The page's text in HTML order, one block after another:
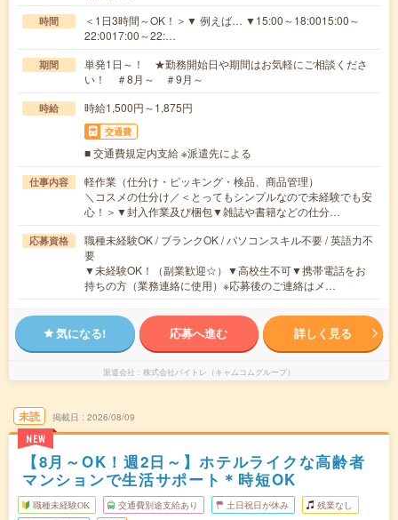
時間
＜1日3時間～OK！＞▼ 例えば… ▼15:00～18:0015:00～
22:0017:00～22:…
期間
単発1日～！ ★勤務開始日や期間はお気軽にご相談くださ
い！ ＃8月～ ＃9月～
時給 時給1,500円～1,875円
交通費
■ 交通費規定内支給 ※派遣先による
仕事内容
軽作業（仕分け・ピッキング・検品、商品管理）
＼コスメの仕分け／＜とってもシンプルなので未経験でも安
心！＞▼封入作業及び梱包▼雑誌や書籍などの仕分…
応募資格
職種未経験OK / ブランクOK / パソコンスキル不要 / 英語力不
要
▼未経験OK！（副業歓迎☆）▼高校生不可▼携帯電話をお
持ちの方（業務連絡に使用）※応募後のご連絡はメ…
気になる! 応募へ進む 詳しく見る
派遣会社 株式会社バイトレ（キャムコムグループ）
未読
NEW
掲載日 2026/08/09
【8月～OK！週2日～】ホテルライクな高齢者
マンションで生活サポート＊時短OK
職種未経験OK 交通費別途支給あり 土日祝日が休み 残業なし